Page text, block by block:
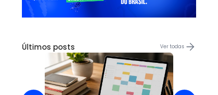
Últimos posts Ver todas